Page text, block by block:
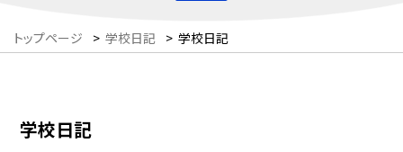
トップページ > 学校日記 > 学校日記
学校日記